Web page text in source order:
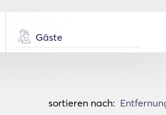
Gäste
sortieren nach: